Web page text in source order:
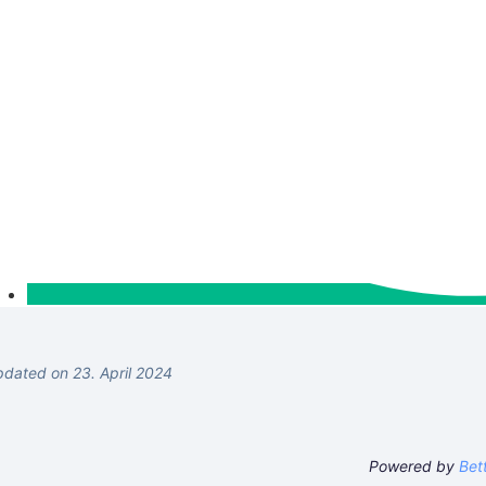
on 23. April 2024
Powered by